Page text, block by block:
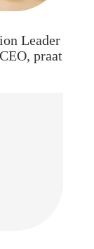
Leader
praat